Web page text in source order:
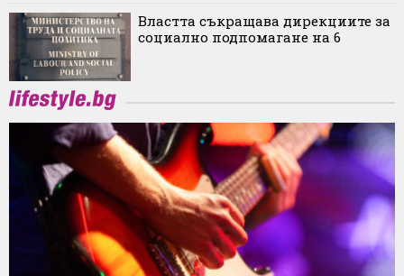
Властта съкращава дирекциите за
социално подпомагане на 6